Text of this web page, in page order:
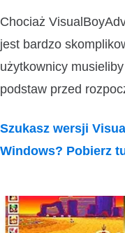
Chociaż
jest bardzo
użytkownicy
podstaw przed
Szukasz wersji
Windows? Pobierz